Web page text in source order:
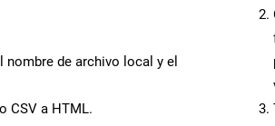
nombre de archivo local y el
CSV a HTML.